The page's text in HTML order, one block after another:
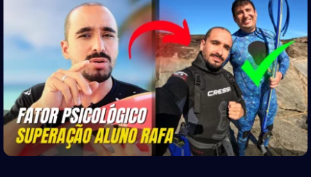
TRÊS
TEMPOS
NO
MERGULHO
LIVRE
E
PESCA
SUB,
APNEIA
E
TREINAMENTO